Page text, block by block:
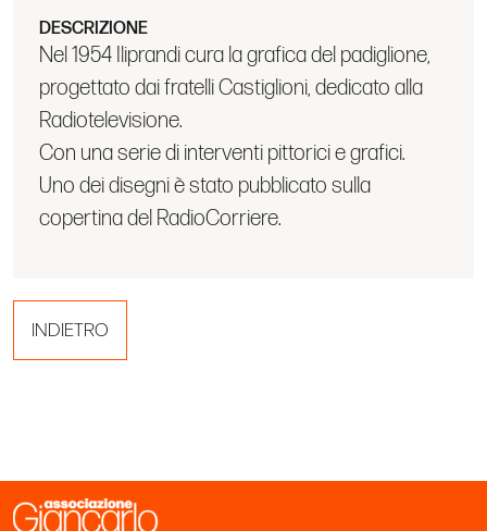
DESCRIZIONE
Nel 1954 Iliprandi cura la grafica del padiglione,
progettato dai fratelli Castiglioni, dedicato alla
Radiotelevisione.
Con una serie di interventi pittorici e grafici.
Uno dei disegni è stato pubblicato sulla
copertina del RadioCorriere.
INDIETRO